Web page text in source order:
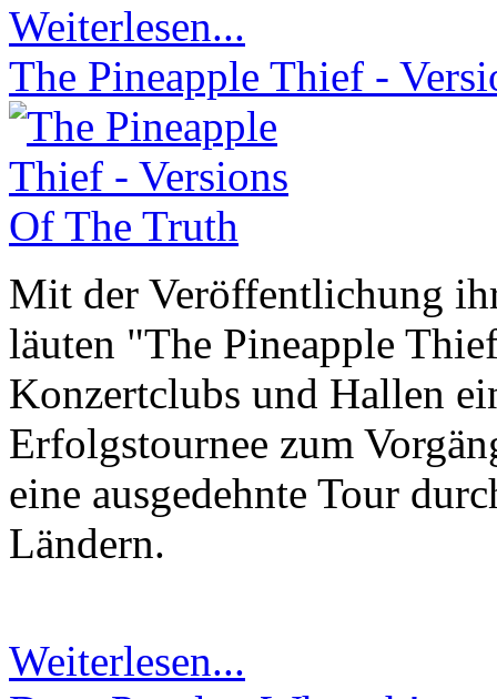
Weiterlesen...
The Pineapple Thief -
Mit der Veröffentlichung
läuten "The Pineapple
Konzertclubs und Hallen
Erfolgstournee zum
eine ausgedehnte Tour
Ländern.
Weiterlesen...